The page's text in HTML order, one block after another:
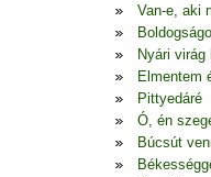
Van-e, aki
Nyári virág
Elmentem
Pittyedáré
Ó, én
Búcsút